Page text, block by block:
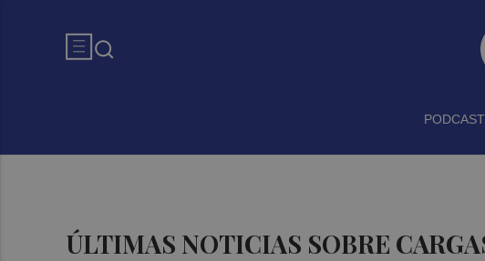
ÚLTIMAS NOTICIAS SOBRE